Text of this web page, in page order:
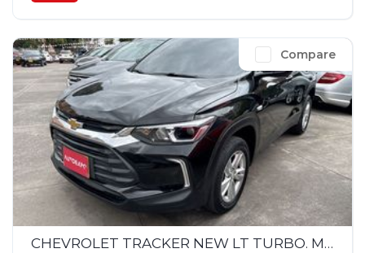
Compare
CHEVROLET TRACKER NEW LT TURBO. MEC 1,2 4X2 2023